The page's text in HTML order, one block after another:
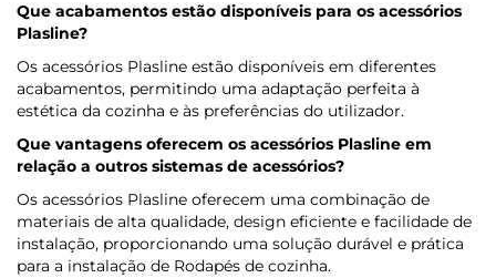
Que acabamentos estão disponíveis para os acessórios
Plasline?
Os acessórios Plasline estão disponíveis em diferentes
acabamentos, permitindo uma adaptação perfeita à
estética da cozinha e às preferências do utilizador.
Que vantagens oferecem os acessórios Plasline em
relação a outros sistemas de acessórios?
Os acessórios Plasline oferecem uma combinação de
materiais de alta qualidade, design eficiente e facilidade de
instalação, proporcionando uma solução durável e prática
para a instalação de Rodapés de cozinha.